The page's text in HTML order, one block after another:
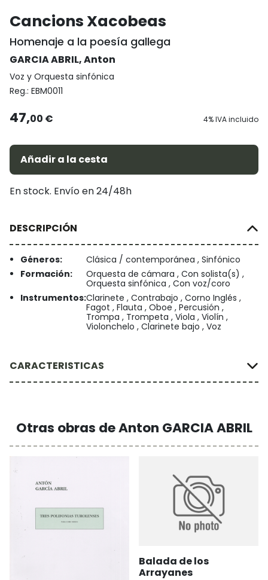
Cancions Xacobeas
Homenaje a la poesía gallega
GARCIA ABRIL, Anton
Voz y Orquesta sinfónica
Reg.: EBM0011
47,00 € 4% IVA incluido
Añadir a la cesta
En stock. Envío en 24/48h
DESCRIPCIÓN
Géneros:
Clásica / contemporánea , Sinfónico
Formación:
Orquesta de cámara , Con solista(s) ,
Orquesta sinfónica , Con voz/coro
Instrumentos:Clarinete , Contrabajo , Corno Inglés ,
Fagot , Flauta , Oboe , Percusión ,
Trompa , Trompeta , Viola , Violín ,
Violonchelo , Clarinete bajo , Voz
CARACTERISTICAS
Otras obras de Anton GARCIA ABRIL
Balada de los
Arrayanes